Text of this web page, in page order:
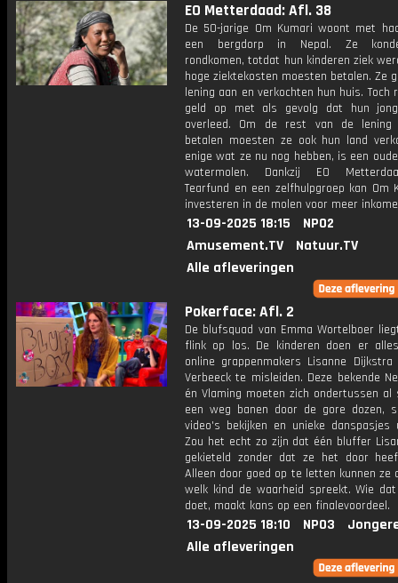
EO Metterdaad: Afl. 38
De 50-jarige Om Kumari woont met
een bergdorp in Nepal. Ze
rondkomen, totdat hun kinderen ziek
hoge ziektekosten moesten betalen. Ze
lening aan en verkochten hun huis. Toch
geld op met als gevolg dat hun
overleed. Om de rest van de
betalen moesten ze ook hun land
enige wat ze nu nog hebben, is een
watermolen. Dankzij EO
Tearfund en een zelfhulpgroep kan Om
investeren in de molen voor meer
13-09-2025 18:15
NPO2
Amusement.TV
Natuur.TV
Alle afleveringen
Pokerface: Afl. 2
De blufsquad van Emma Wortelboer
flink op los. De kinderen doen er
online grappenmakers Lisanne Dijkstra
Verbeeck te misleiden. Deze bekende
én Vlaming moeten zich ondertussen al
een weg banen door de gore dozen,
video's bekijken en unieke danspasjes
Zou het echt zo zijn dat één bluffer
gekieteld zonder dat ze het door
Alleen door goed op te letten kunnen ze
welk kind de waarheid spreekt. Wie
doet, maakt kans op een finalevoordeel.
13-09-2025 18:10 NPO3
Alle afleveringen